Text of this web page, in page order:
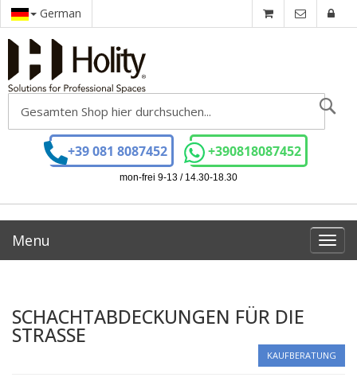
German
+39 081 8087452 +390818087452
mon-frei 9-13 / 14.30-18.30
Menu
SCHACHTABDECKUNGEN FÜR DIE
STRASSE
KAUFBERATUNG